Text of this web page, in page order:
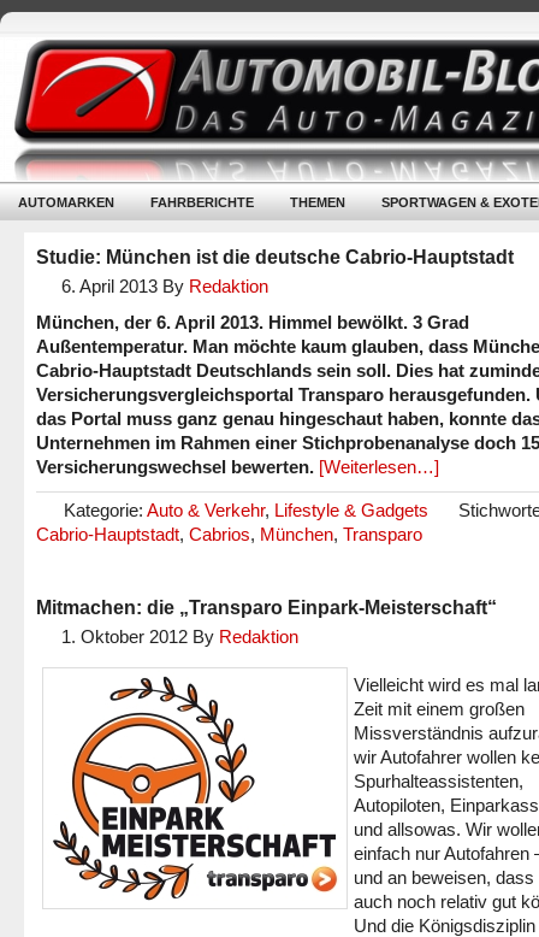
AUTOMARKEN FAHRBERICHTE THEMEN SPORTWAGEN &
Studie: München ist die deutsche Cabrio-Hauptstadt
6. April 2013 By Redaktion
München, der 6. April 2013. Himmel bewölkt. 3 Grad
Außentemperatur. Man möchte kaum glauben, dass
Cabrio-Hauptstadt Deutschlands sein soll. Dies hat
Versicherungsvergleichsportal Transparo herausgefunden.
das Portal muss ganz genau hingeschaut haben, konnte
Unternehmen im Rahmen einer Stichprobenanalyse doch
Versicherungswechsel bewerten. [Weiterlesen…]
Kategorie: Auto & Verkehr, Lifestyle & Gadgets
Cabrio-Hauptstadt, Cabrios, München, Transparo
Mitmachen: die „Transparo Einpark-Meisterschaft“
1. Oktober 2012 By Redaktion
Vielleicht wird es mal
Zeit mit einem großen
Missverständnis
wir Autofahrer wollen
Spurhalteassistenten,
Autopiloten,
und allsowas. Wir
einfach nur Autofahren
und an beweisen,
auch noch relativ gut
Und die